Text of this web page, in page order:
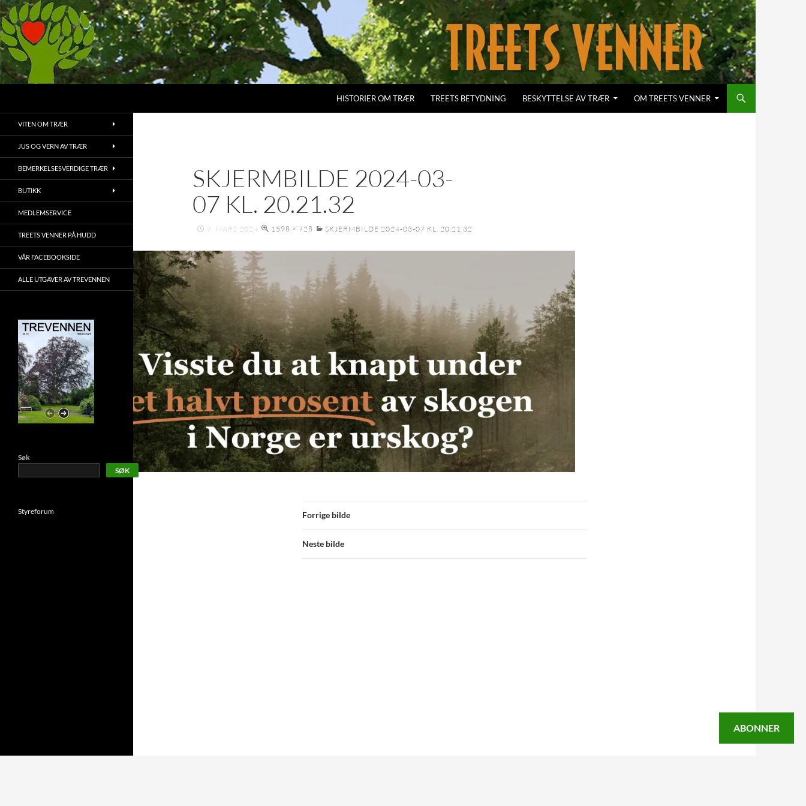
Hopp
til
innhold
HISTORIER OM TRÆR TREETS BETYDNING BESKYTTELSE AV TRÆR OM TREETS VENNER
SKJERMBILDE 2024-03-
07 KL. 20.21.32
7. MARS 2024 1598 × 728 SKJERMBILDE 2024-03-07 KL. 20.21.32
Forrige bilde
Neste bilde
trær og vegetasjon
VITEN OM TRÆR
JUS OG VERN AV TRÆR
BEMERKELSESVERDIGE TRÆR
BUTIKK
MEDLEMSERVICE
TREETS VENNER PÅ HUDD
VÅR FACEBOOKSIDE
ALLE UTGAVER AV TREVENNEN
Søk
SØK
Styreforum
ABONNER